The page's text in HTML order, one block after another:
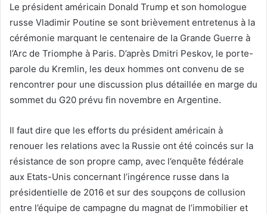
Le président américain Donald Trump et son homologue
russe Vladimir Poutine se sont brièvement entretenus à la
cérémonie marquant le centenaire de la Grande Guerre à
l’Arc de Triomphe à Paris. D’après Dmitri Peskov, le porte-
parole du Kremlin, les deux hommes ont convenu de se
rencontrer pour une discussion plus détaillée en marge du
sommet du G20 prévu fin novembre en Argentine.
Il faut dire que les efforts du président américain à
renouer les relations avec la Russie ont été coincés sur la
résistance de son propre camp, avec l’enquête fédérale
aux Etats-Unis concernant l’ingérence russe dans la
présidentielle de 2016 et sur des soupçons de collusion
entre l’équipe de campagne du magnat de l’immobilier et